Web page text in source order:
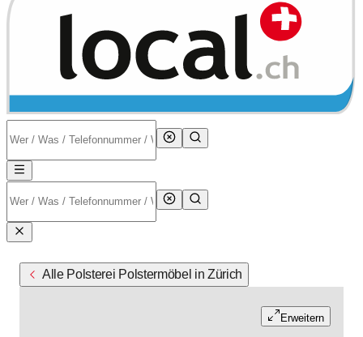
Alle Polsterei Polstermöbel in Zürich
Erweitern